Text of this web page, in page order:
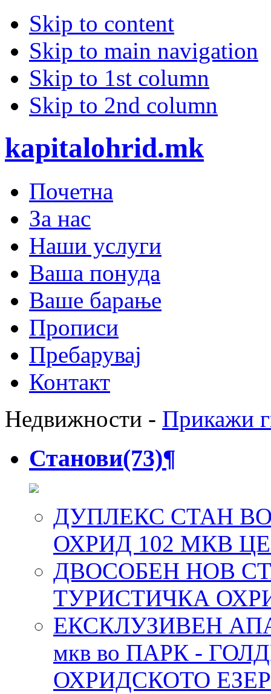
Skip to content
Skip to main navigation
Skip to 1st column
Skip to 2nd column
kapitalohrid.mk
Почетна
За нас
Наши услуги
Ваша понуда
Ваше барање
Прописи
Пребарувај
Контакт
Недвижности - Прикажи
Станови(73)¶
ДУПЛЕКС СТАН
ОХРИД 102 МКВ
ДВОСОБЕН НОВ
ТУРИСТИЧКА
ЕКСКЛУЗИВЕН
мкв во ПАРК -
ОХРИДСКОТО